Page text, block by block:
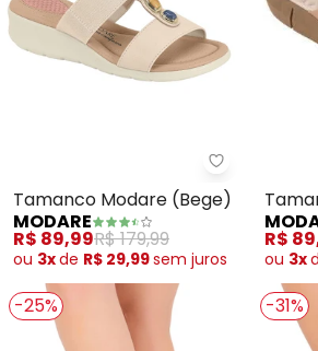
Modare -
Tamanco Modare (Bege)
MODARE
R$ 89,99R$ 179,99
ou 3xde R$ 29,99sem juros
com
R$
ou 3x
-25% -31%